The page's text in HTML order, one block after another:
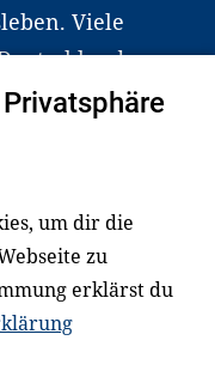
Viele
dabei.
wir eng
um dir die
zu
erklärst du